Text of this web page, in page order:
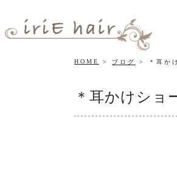
HOME ブログ ＊耳か
＊耳かけショ